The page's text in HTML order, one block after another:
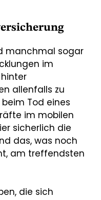
manchmal sogar
im
allenfalls zu
Tod eines
im mobilen
sicherlich die
das, was noch
am treffendsten
die sich